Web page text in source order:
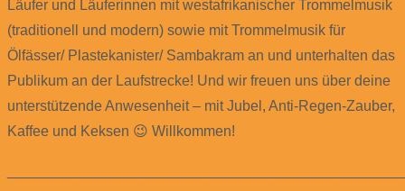
Läufer und Läuferinnen mit westafrikanischer Trommelmusik
(traditionell und modern) sowie mit Trommelmusik für
Ölfässer/ Plastekanister/ Sambakram an und unterhalten das
Publikum an der Laufstrecke! Und wir freuen uns über deine
unterstützende Anwesenheit – mit Jubel, Anti-Regen-Zauber,
Kaffee und Keksen 😉 Willkommen!